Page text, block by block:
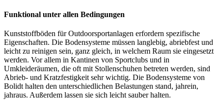
Funktional unter allen Bedingungen
Kunststoffböden für Outdoorsportanlagen erfordern spezifische
Eigenschaften. Die Bodensysteme müssen langlebig, abriebfest und
leicht zu reinigen sein, ganz gleich, in welchem Raum sie eingesetzt
werden. Vor allem in Kantinen von Sportclubs und in
Umkleideräumen, die oft mit Stollenschuhen betreten werden, sind
Abrieb- und Kratzfestigkeit sehr wichtig. Die Bodensysteme von
Bolidt halten den unterschiedlichen Belastungen stand, jahrein,
jahraus. Außerdem lassen sie sich leicht sauber halten.